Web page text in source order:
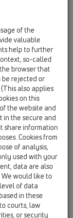
které v
pokynů k
materiálů
liší. Přímá
obvykle
možná jen s
velmi špatné
Trvale je
na podobný
terasových
cílem
materiál.
ve formě fólie,
odtokem a které
použitým
of the
valuable
help to further
so-called
browser that
be rejected or
also applies
on this
the website and
in the secure and
share information
Cookies from
of analysis,
used with your
data are also
would like to
of data
in these
courts, law
or security